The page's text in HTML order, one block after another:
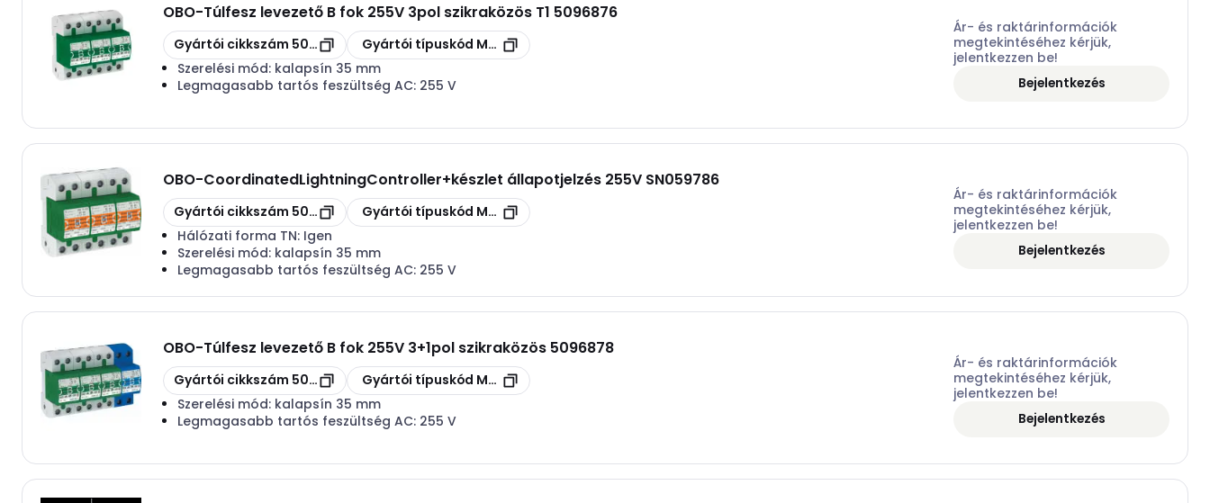
OBO-Túlfesz levezető B fok 255V 3pol szikraközös T1 5096876
Másolás
Gyártói cikkszám 5096876Másolás
Gyártói típuskód MC 50-B 3
Szerelési mód: kalapsín 35 mm
Legmagasabb tartós feszültség AC: 255 V
Ár- és raktárinformációk
megtekintéséhez kérjük,
jelentkezzen be!
Bejelentkezés
OBO-CoordinatedLightningController+készlet állapotjelzés 255V SN059786
Másolás
Gyártói cikkszám 5096835Másolás
Gyártói típuskód MCD 50-B 3-OS
Hálózati forma TN: Igen
Szerelési mód: kalapsín 35 mm
Legmagasabb tartós feszültség AC: 255 V
Ár- és raktárinformációk
megtekintéséhez kérjük,
jelentkezzen be!
Bejelentkezés
OBO-Túlfesz levezető B fok 255V 3+1pol szikraközös 5096878
Másolás
Gyártói cikkszám 5096878Másolás
Gyártói típuskód MC 50-B 3+1
Szerelési mód: kalapsín 35 mm
Legmagasabb tartós feszültség AC: 255 V
Ár- és raktárinformációk
megtekintéséhez kérjük,
jelentkezzen be!
Bejelentkezés